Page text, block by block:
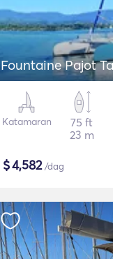
Fountaine Pajot
Katamaran
75 ft
23 m
$4,582/dag